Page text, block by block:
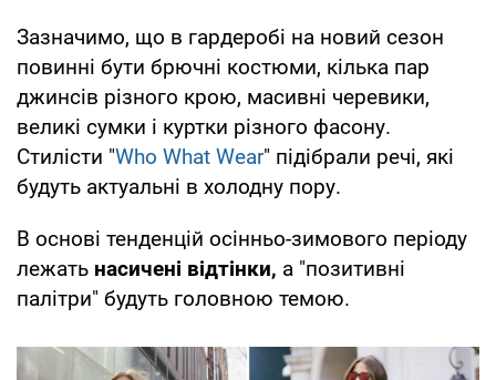
Зазначимо, що в гардеробі на новий сезон
повинні бути брючні костюми, кілька пар
джинсів різного крою, масивні черевики,
великі сумки і куртки різного фасону.
Стилісти "Who What Wear" підібрали речі, які
будуть актуальні в холодну пору.
В основі тенденцій осінньо-зимового періоду
лежать насичені відтінки, а "позитивні
палітри" будуть головною темою.